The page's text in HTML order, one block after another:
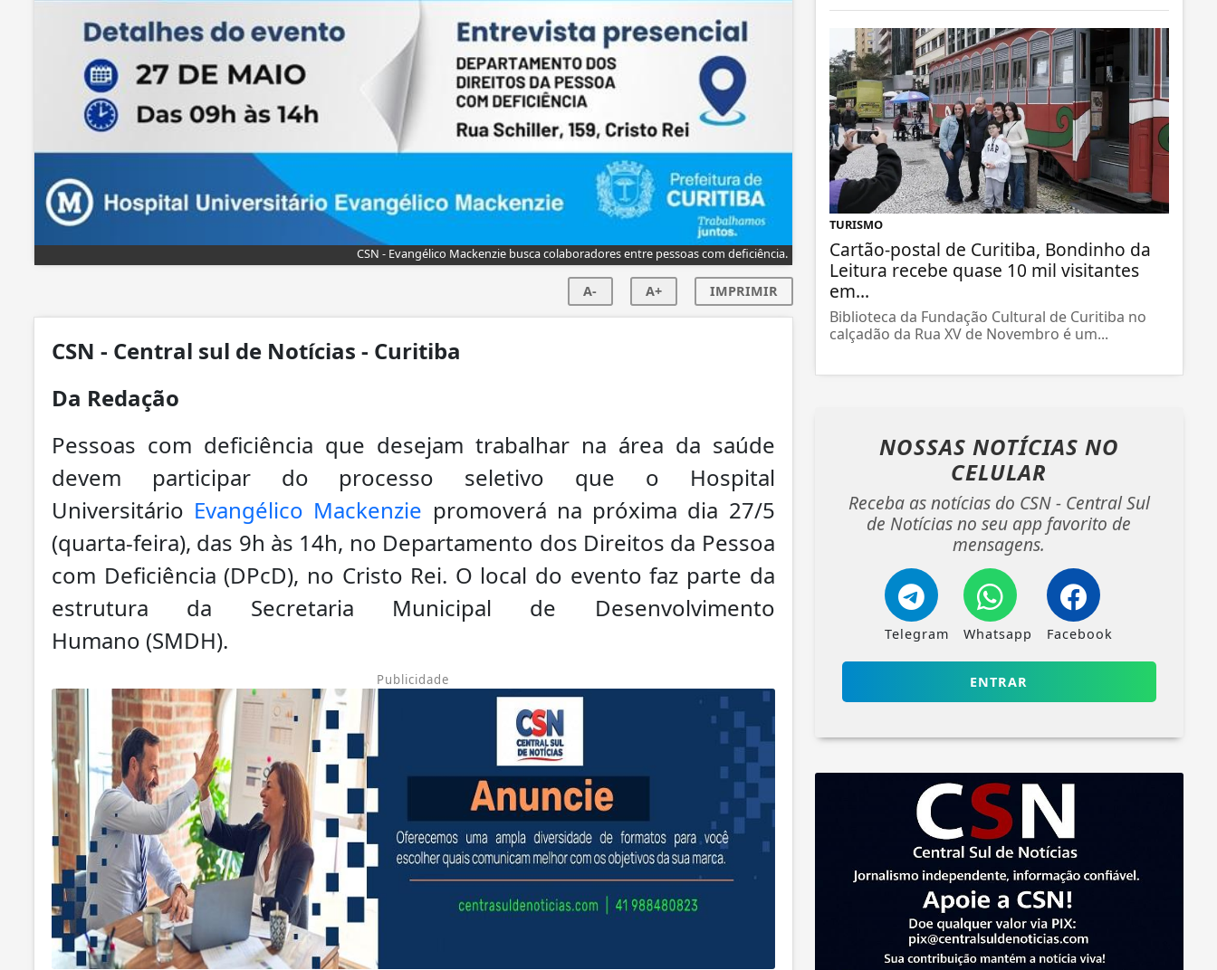
CSN - Evangélico Mackenzie busca colaboradores entre pessoas com deficiência.
A- A+ IMPRIMIR
CSN - Central sul de Notícias - Curitiba
Da Redação
Pessoas com deficiência que desejam trabalhar na área da saúde
devem participar do processo seletivo que o Hospital
Universitário Evangélico Mackenzie promoverá na próxima dia 27/5
(quarta-feira), das 9h às 14h, no Departamento dos Direitos da Pessoa
com Deficiência (DPcD), no Cristo Rei. O local do evento faz parte da
estrutura da Secretaria Municipal de Desenvolvimento
Humano (SMDH).
Publicidade
TURISMO
Cartão-postal de Curitiba, Bondinho da
Leitura recebe quase 10 mil visitantes
em...
Biblioteca da Fundação Cultural de Curitiba no
calçadão da Rua XV de Novembro é um...
NOSSAS NOTÍCIAS NO
CELULAR
Receba as notícias do CSN - Central Sul
de Notícias no seu app favorito de
mensagens.
Telegram Whatsapp Facebook
ENTRAR